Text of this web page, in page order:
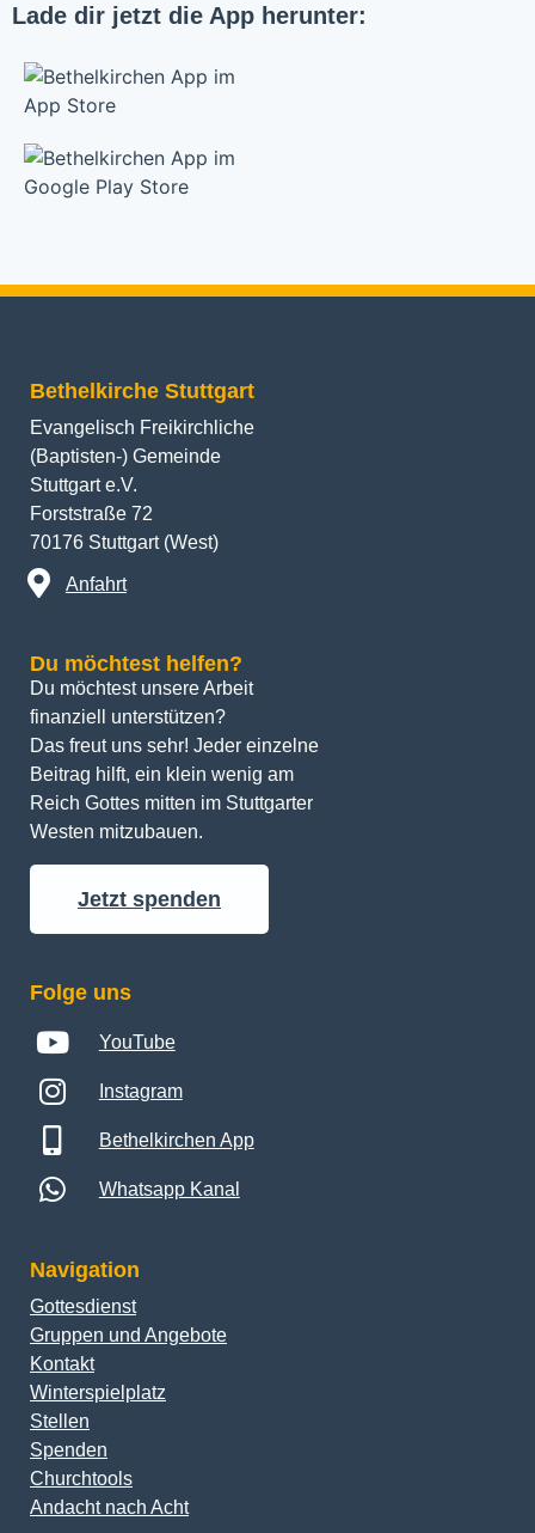
Lade dir jetzt die App herunter:
Bethelkirche Stuttgart
Evangelisch Freikirchliche
(Baptisten-) Gemeinde
Stuttgart e.V.
Forststraße 72
70176 Stuttgart (West)
Anfahrt
Du möchtest helfen?
Du möchtest unsere Arbeit
finanziell unterstützen?
Das freut uns sehr! Jeder einzelne
Beitrag hilft, ein klein wenig am
Reich Gottes mitten im Stuttgarter
Westen mitzubauen.
Jetzt spenden
Folge uns
YouTube
Instagram
Bethelkirchen App
Whatsapp Kanal
Navigation
Gottesdienst
Gruppen und Angebote
Kontakt
Winterspielplatz
Stellen
Spenden
Churchtools
Andacht nach Acht